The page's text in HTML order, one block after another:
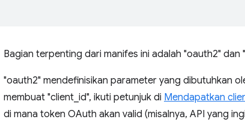
Bagian terpenting dari manifes ini adalah "oauth2" dan
"oauth2" mendefinisikan parameter yang dibutuhkan
membuat "client_id", ikuti petunjuk di Mendapatkan
di mana token OAuth akan valid (misalnya, API yang